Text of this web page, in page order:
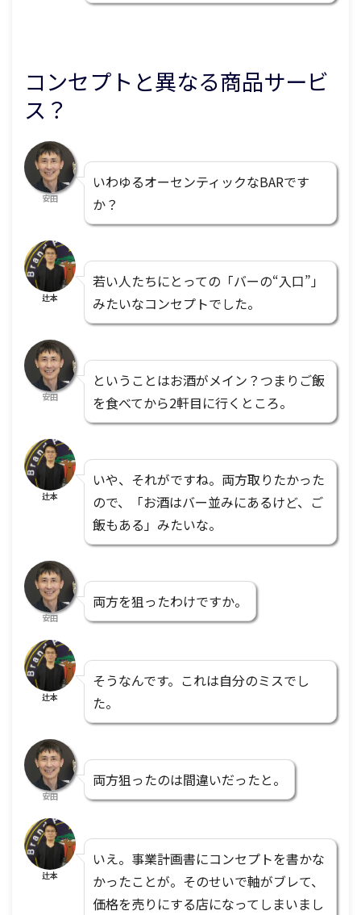
コンセプトと異なる商品サービ
ス？
安田
いわゆるオーセンティックなBARです
か？
辻本
若い人たちにとっての「バーの“入口”」
みたいなコンセプトでした。
安田
ということはお酒がメイン？つまりご飯
を食べてから2軒目に行くところ。
辻本
いや、それがですね。両方取りたかった
ので、「お酒はバー並みにあるけど、ご
飯もある」みたいな。
安田
両方を狙ったわけですか。
辻本
そうなんです。これは自分のミスでし
た。
安田
両方狙ったのは間違いだったと。
辻本
いえ。事業計画書にコンセプトを書かな
かったことが。そのせいで軸がブレて、
価格を売りにする店になってしまいまし